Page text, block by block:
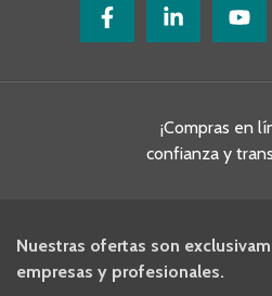
¡Compras en
confianza y
Nuestras ofertas son
empresas y profesionales.